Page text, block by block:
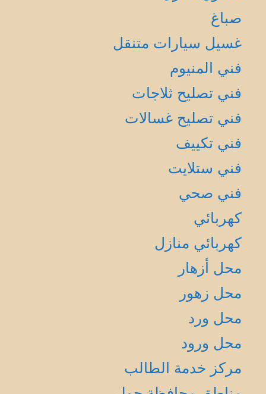
صباغ
غسيل سيارات متنقل
فني المنيوم
فني تصليح ثلاجات
فني تصليح غسالات
فني تكييف
فني ستلايت
فني صحي
كهربائي
كهربائي منازل
محل أزهار
محل زهور
محل ورد
محل ورود
مركز خدمة الطالب